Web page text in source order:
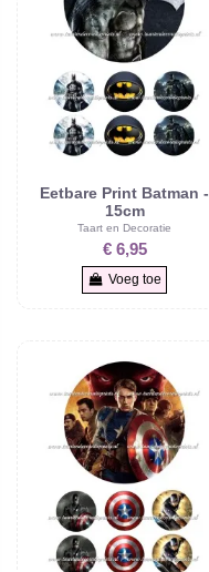
Eetbare Print Batman -
15cm
Taart en Decoratie
€ 6,95
Voeg toe